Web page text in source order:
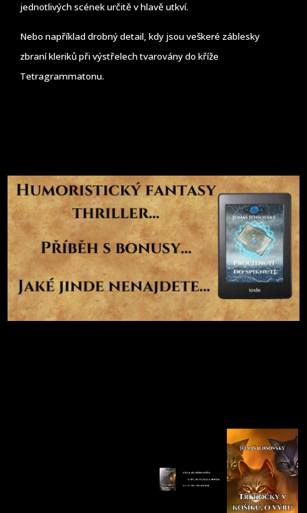
jednotlivých scének určitě v hlavě utkví.
Nebo například drobný detail, kdy jsou veškeré záblesky
zbraní kleriků při výstřelech tvarovány do kříže
Tetragrammatonu.